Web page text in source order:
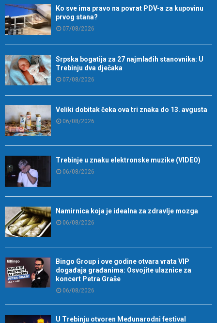
Ko sve ima pravo na povrat PDV-a za kupovinu
prvog stana?
07/08/2026
Srpska bogatija za 27 najmlađih stanovnika: U
Trebinju dva dječaka
07/08/2026
Veliki dobitak čeka ova tri znaka do 13. avgusta
06/08/2026
Trebinje u znaku elektronske muzike (VIDEO)
06/08/2026
Namirnica koja je idealna za zdravlje mozga
06/08/2026
Bingo Group i ove godine otvara vrata VIP
događaja građanima: Osvojite ulaznice za
koncert Petra Graše
06/08/2026
U Trebinju otvoren Međunarodni festival